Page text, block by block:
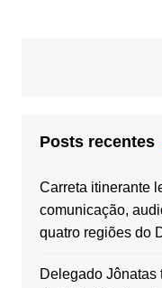
Posts recentes
Carreta itinerante
comunicação,
quatro regiões do
Delegado Jônatas